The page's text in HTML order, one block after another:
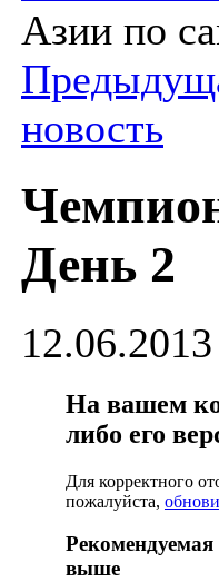
Азии по
новость
День 2
На вашем
либо его
Для корректного
пожалуйста,
выше